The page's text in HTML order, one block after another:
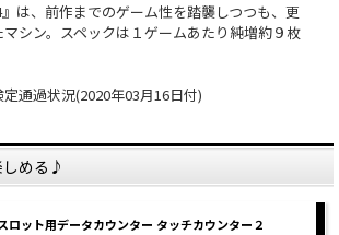
』は、前作までのゲーム性を踏襲しつつも、更
シン。スペックは１ゲームあたり純増約９枚
通過状況(2020年03月16日付)
しめる♪
ロット用データカウンター タッチカウンター２